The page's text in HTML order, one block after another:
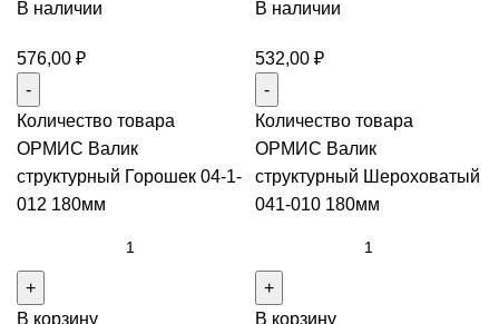
В наличии
576,00 ₽
Количество товара
ОРМИС Валик
структурный Горошек 04-1-
012 180мм
В корзину
В наличии
532,00 ₽
Количество товара
ОРМИС Валик
структурный Шероховатый
041-010 180мм
В корзину